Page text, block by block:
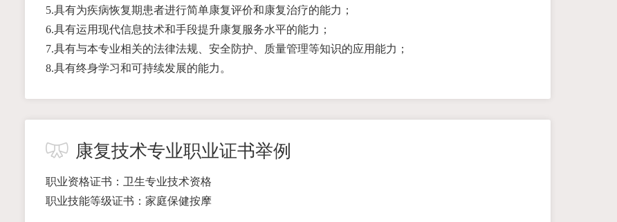
5.具有为疾病恢复期患者进行简单康复评价和康复治疗的能力；
6.具有运用现代信息技术和手段提升康复服务水平的能力；
7.具有与本专业相关的法律法规、安全防护、质量管理等知识的应用能力；
8.具有终身学习和可持续发展的能力。
康复技术专业职业证书举例
职业资格证书：卫生专业技术资格
职业技能等级证书：家庭保健按摩